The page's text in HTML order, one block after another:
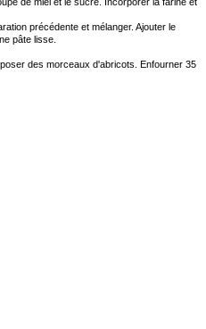
précédente et mélanger. Ajouter le
pâte lisse.
des morceaux d'abricots. Enfourner 35